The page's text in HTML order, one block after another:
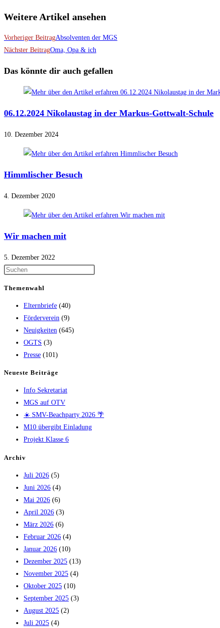
Weitere Artikel ansehen
Vorheriger BeitragAbsolventen der MGS
Nächster BeitragOma, Opa & ich
Das könnte dir auch gefallen
06.12.2024 Nikolaustag in der Markus-Gottwalt-Schule
10. Dezember 2024
Himmlischer Besuch
4. Dezember 2020
Wir machen mit
5. Dezember 2022
Themenwahl
Elternbriefe (40)
Förderverein (9)
Neuigkeiten (645)
OGTS (3)
Presse (101)
Neueste Beiträge
Info Sekretariat
MGS auf OTV
☀️ SMV-Beachparty 2026 🌴
M10 übergibt Einladung
Projekt Klasse 6
Archiv
Juli 2026 (5)
Juni 2026 (4)
Mai 2026 (6)
April 2026 (3)
März 2026 (6)
Februar 2026 (4)
Januar 2026 (10)
Dezember 2025 (13)
November 2025 (4)
Oktober 2025 (10)
September 2025 (3)
August 2025 (2)
Juli 2025 (4)